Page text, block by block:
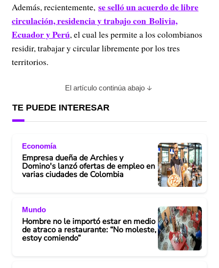
Además, recientemente, se selló un acuerdo de libre
circulación, residencia y trabajo con Bolivia,
Ecuador y Perú, el cual les permite a los colombianos
residir, trabajar y circular libremente por los tres
territorios.
El artículo continúa abajo
TE PUEDE INTERESAR
Economía
Empresa dueña de Archies y
Domino's lanzó ofertas de empleo en
varias ciudades de Colombia
Mundo
Hombre no le importó estar en medio
de atraco a restaurante: “No moleste,
estoy comiendo”